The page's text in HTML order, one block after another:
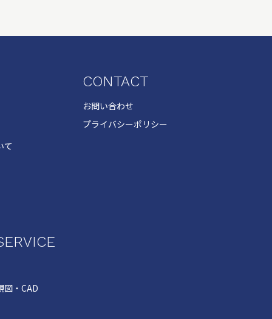
て
CONTACT
お問い合わせ
プライバシーポリシー
図・CAD